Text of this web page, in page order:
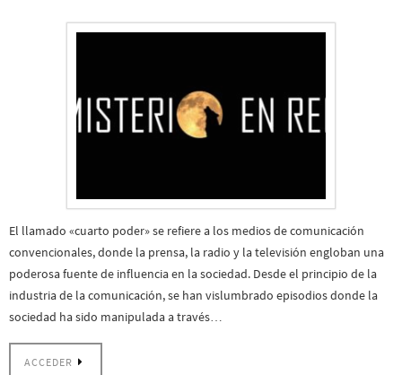
El llamado «cuarto poder» se refiere a los medios de comunicación
convencionales, donde la prensa, la radio y la televisión engloban una
poderosa fuente de influencia en la sociedad. Desde el principio de la
industria de la comunicación, se han vislumbrado episodios donde la
sociedad ha sido manipulada a través…
ACCEDER